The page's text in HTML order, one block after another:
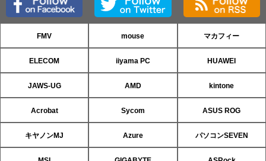
FMV mouse マカフィー
ELECOM iiyama PC HUAWEI
JAWS-UG AMD kintone
Acrobat Sycom ASUS ROG
キヤノンMJ Azure パソコンSEVEN